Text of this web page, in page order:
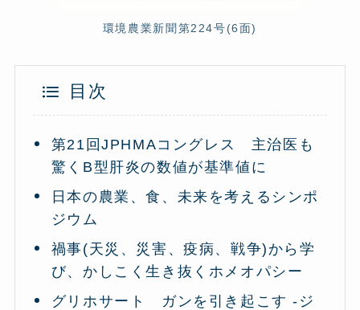
環境農業新聞第224号(6面)
目次
第21回JPHMAコングレス 主治医も
驚くB型肝炎の数値が基準値に
日本の農業、食、未来を考えるシンポ
ジウム
禍事(天災、災害、疫病、戦争)から学
び、かしこく生き抜くホメオパシー
グリホサート ガンを引き起こす -ジ